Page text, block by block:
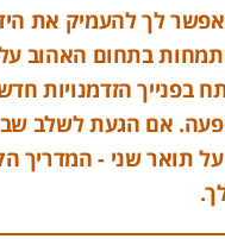
לך להעמיק את
בתחום האהוב
בפנייך הזדמנויות
אם הגעת לשלב שבו
תואר שני - המדריך